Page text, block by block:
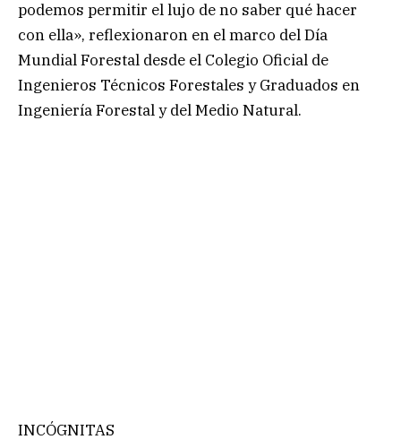
podemos permitir el lujo de no saber qué hacer
con ella», reflexionaron en el marco del Día
Mundial Forestal desde el Colegio Oficial de
Ingenieros Técnicos Forestales y Graduados en
Ingeniería Forestal y del Medio Natural.
INCÓGNITAS